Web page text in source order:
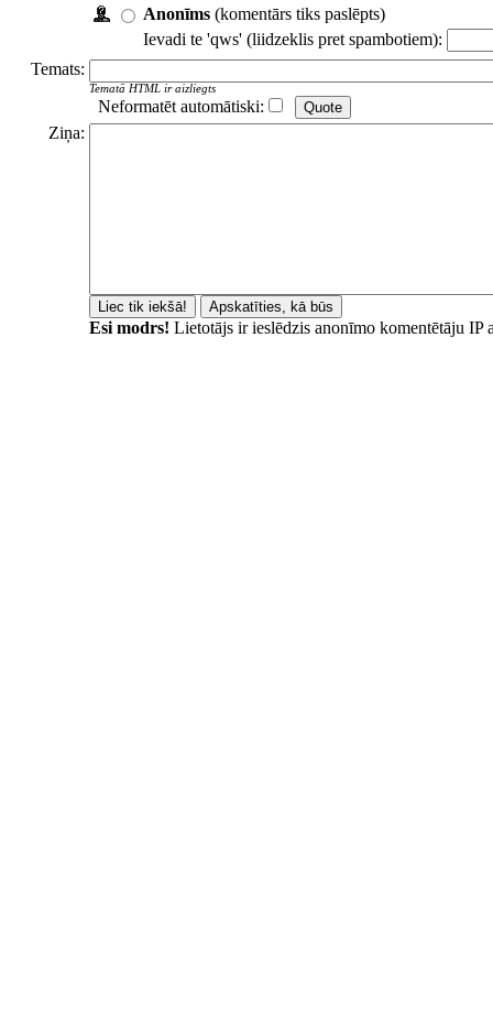
Anonīms (komentārs tiks paslēpts)
Ievadi te 'qws' (liidzeklis pret spambotiem):
Temats:
Tematā HTML ir aizliegts
Neformatēt automātiski:
Ziņa:
Esi modrs! Lietotājs ir ieslēdzis anonīmo komentētāju IP